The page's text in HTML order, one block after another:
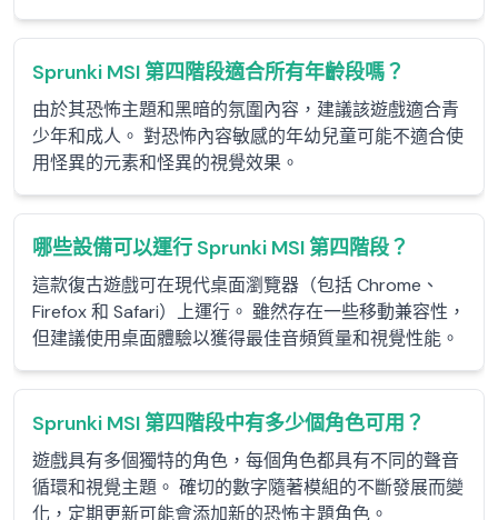
Sprunki MSI 第四階段適合所有年齡段嗎？
由於其恐怖主題和黑暗的氛圍內容，建議該遊戲適合青
少年和成人。 對恐怖內容敏感的年幼兒童可能不適合使
用怪異的元素和怪異的視覺效果。
哪些設備可以運行 Sprunki MSI 第四階段？
這款復古遊戲可在現代桌面瀏覽器（包括 Chrome、
Firefox 和 Safari）上運行。 雖然存在一些移動兼容性，
但建議使用桌面體驗以獲得最佳音頻質量和視覺性能。
Sprunki MSI 第四階段中有多少個角色可用？
遊戲具有多個獨特的角色，每個角色都具有不同的聲音
循環和視覺主題。 確切的數字隨著模組的不斷發展而變
化，定期更新可能會添加新的恐怖主題角色。